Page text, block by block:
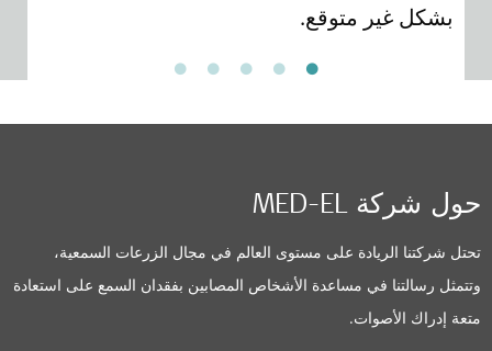
بشكل غير متوقع.
حول شركة MED-EL
تحتل شركتنا الريادة على مستوى العالم في مجال الزرعات السمعية،
وتتمثل رسالتنا في مساعدة الأشخاص المصابين بفقدان السمع على استعادة
متعة إدراك الأصوات.